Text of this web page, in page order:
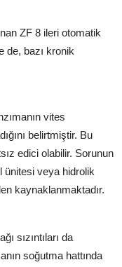
ZF 8 ileri otomatik
de, bazı kronik
vites
belirtmiştir. Bu
edici olabilir. Sorunun
ünitesi veya hidrolik
kaynaklanmaktadır.
sızıntıları da
soğutma hattında